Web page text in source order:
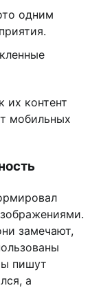
одним
их контент
мобильных
замечают,
пишут
а